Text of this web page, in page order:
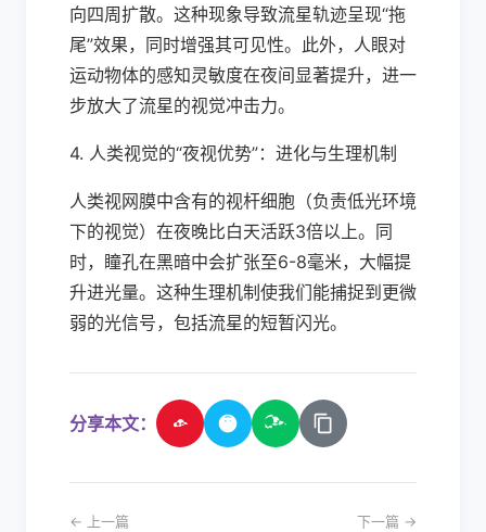
向四周扩散。这种现象导致流星轨迹呈现“拖
尾”效果，同时增强其可见性。此外，人眼对
运动物体的感知灵敏度在夜间显著提升，进一
步放大了流星的视觉冲击力。
4. 人类视觉的“夜视优势”：进化与生理机制
人类视网膜中含有的视杆细胞（负责低光环境
下的视觉）在夜晚比白天活跃3倍以上。同
时，瞳孔在黑暗中会扩张至6-8毫米，大幅提
升进光量。这种生理机制使我们能捕捉到更微
弱的光信号，包括流星的短暂闪光。
分享本文：
← 上一篇 下一篇 →